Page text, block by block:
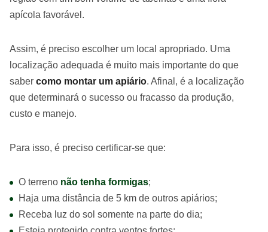
apícola favorável.
Assim, é preciso escolher um local apropriado. Uma
localização adequada é muito mais importante do que
saber como montar um apiário. Afinal, é a localização
que determinará o sucesso ou fracasso da produção,
custo e manejo.
Para isso, é preciso certificar-se que:
O terreno não tenha formigas;
Haja uma distância de 5 km de outros apiários;
Receba luz do sol somente na parte do dia;